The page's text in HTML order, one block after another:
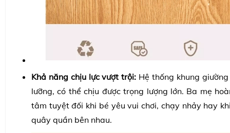
Khả năng chịu lực vượt trội: Hệ thống khung
lưỡng, có thể chịu được trọng lượng lớn. Ba mẹ
tâm tuyệt đối khi bé yêu vui chơi, chạy nhảy hay
quây quần bên nhau.